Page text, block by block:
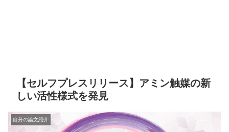
【セルフプレスリリース】アミン触媒の新
しい活性様式を発見
自分の論文紹介